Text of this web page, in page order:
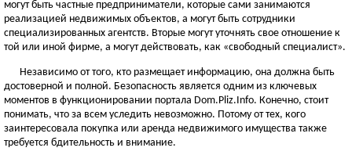
могут быть частные предприниматели, которые сами занимаются
реализацией недвижимых объектов, а могут быть сотрудники
специализированных агентств. Вторые могут уточнять свое отношение к
той или иной фирме, а могут действовать, как «свободный специалист».
Независимо от того, кто размещает информацию, она должна быть
достоверной и полной. Безопасность является одним из ключевых
моментов в функционировании портала Dom.Pliz.Info. Конечно, стоит
понимать, что за всем уследить невозможно. Потому от тех, кого
заинтересовала покупка или аренда недвижимого имущества также
требуется бдительность и внимание.